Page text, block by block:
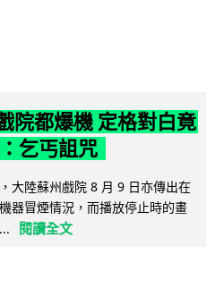
院都爆機 定格對白竟
乞丐詛咒
大陸蘇州戲院 8 月 9 日亦傳出在
器冒煙情況，而播放停止時的畫
閱讀全文